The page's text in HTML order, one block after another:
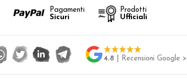
Pagamenti
Sicuri
Prodotti
Ufficiali
4.8 | Recensioni Google >